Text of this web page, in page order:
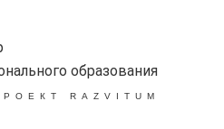
образования
RAZVITUM